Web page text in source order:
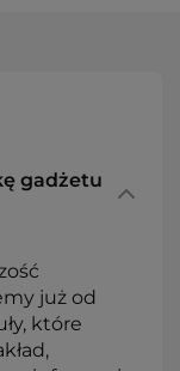
gadżetu
już od
które